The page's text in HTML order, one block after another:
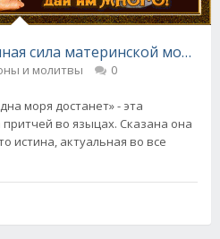
сила материнской
и молитвы 0
моря достанет» - эта
во языцах. Сказана она
истина, актуальная во все